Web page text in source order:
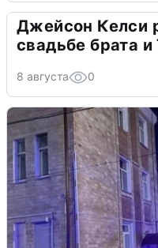
Джейсон Келси
свадьбе брата
8 августа 0